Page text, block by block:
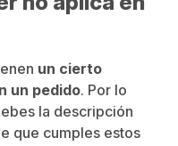
un cierto
un pedido. Por lo
la descripción
que cumples estos